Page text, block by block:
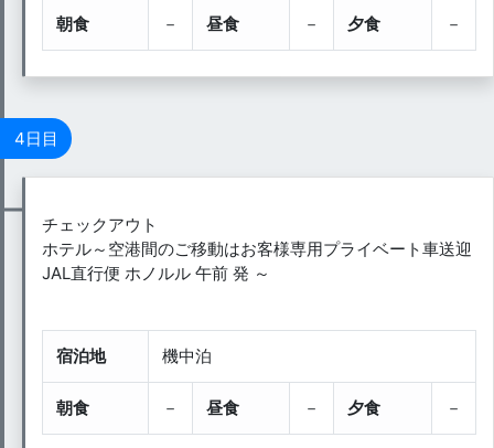
朝食 － 昼食 － 夕食 －
4日目
チェックアウト
ホテル～空港間のご移動はお客様専用プライベート車送迎
JAL直行便 ホノルル 午前 発 ～
宿泊地 機中泊
朝食 － 昼食 － 夕食 －